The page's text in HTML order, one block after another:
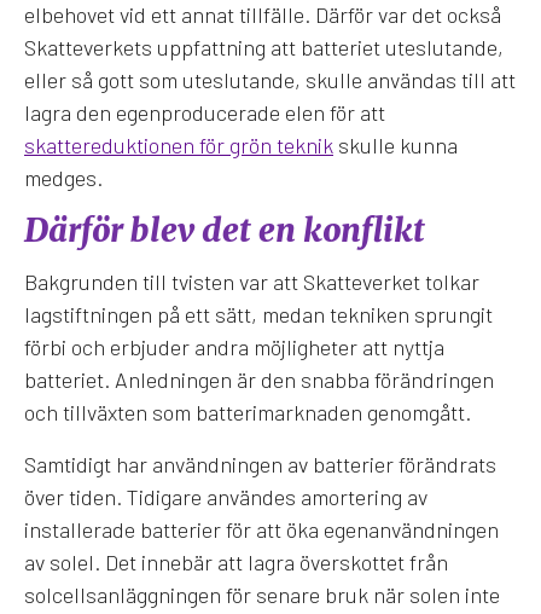
elbehovet vid ett annat tillfälle. Därför var det också
Skatteverkets uppfattning att batteriet uteslutande,
eller så gott som uteslutande, skulle användas till att
lagra den egenproducerade elen för att
skattereduktionen för grön teknik skulle kunna
medges.
Därför blev det en konflikt
Bakgrunden till tvisten var att Skatteverket tolkar
lagstiftningen på ett sätt, medan tekniken sprungit
förbi och erbjuder andra möjligheter att nyttja
batteriet. Anledningen är den snabba förändringen
och tillväxten som batterimarknaden genomgått.
Samtidigt har användningen av batterier förändrats
över tiden. Tidigare användes amortering av
installerade batterier för att öka egenanvändningen
av solel. Det innebär att lagra överskottet från
solcellsanläggningen för senare bruk när solen inte